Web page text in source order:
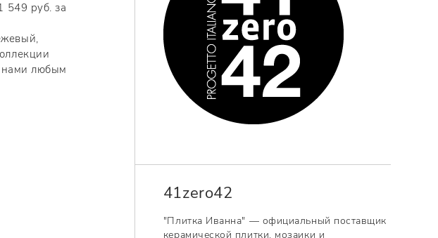
549 руб. за
нами любым
41zero42
"Плитка Иванна" — официальный поставщик
керамической плитки, мозаики и